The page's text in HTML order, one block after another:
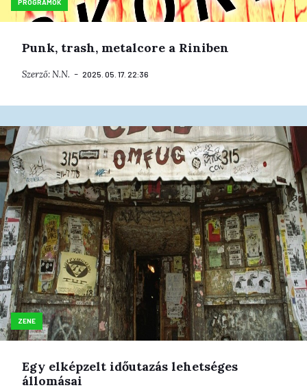
PROGRAMOK
Punk, trash, metalcore a Riniben
Szerző:N.N. 2025. 05. 17. 22:36
ZENE
Egy elképzelt időutazás lehetséges
állomásai